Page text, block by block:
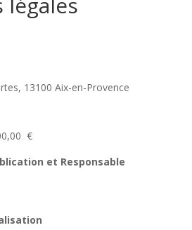
13100 Aix-en-Provence
€
et Responsable